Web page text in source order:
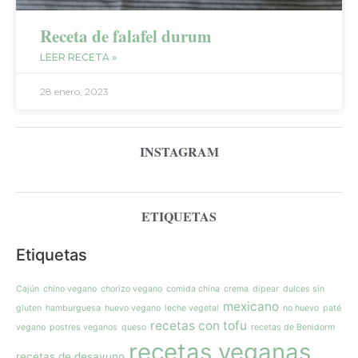
Receta de falafel durum
LEER RECETA »
28 enero, 2023
INSTAGRAM
ETIQUETAS
Etiquetas
Cajún chino vegano chorizo vegano comida china crema dipear dulces sin
gluten hamburguesa huevo vegano leche vegetal mexicano no huevo paté
vegano postres veganos queso recetas con tofu recetas de Benidorm
recetas veganas